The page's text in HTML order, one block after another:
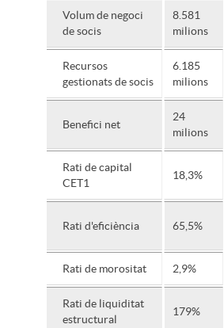
Volum de negoci
de socis
8.581
milions
Recursos
gestionats de socis
6.185
milions
Benefici net
24
milions
Rati de capital
CET1
18,3%
Rati d'eficiència 65,5%
Rati de morositat 2,9%
Rati de liquiditat
estructural
179%